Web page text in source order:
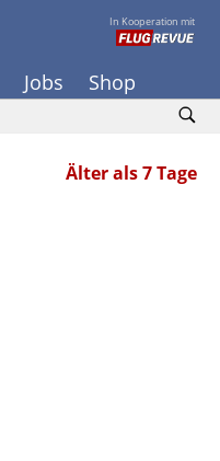
In Kooperation mit
Jobs Shop
Älter als 7 Tage